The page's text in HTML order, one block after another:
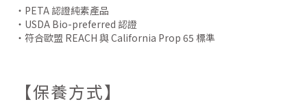
・PETA 認證純素產品
・USDA Bio-preferred 認證
・符合歐盟 REACH 與 California Prop 65 標準
【保養方式】